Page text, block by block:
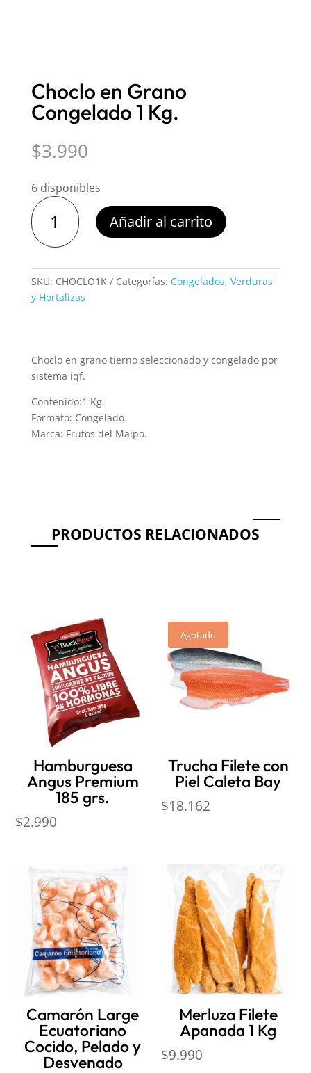
Choclo en Grano
Congelado 1 Kg.
$3.990
6 disponibles
Choclo
en
Grano
Congelado
1
Kg.
cantidad
Añadir al carrito
SKU: CHOCLO1K Categorías: Congelados, Verduras
y Hortalizas
Choclo en grano tierno seleccionado y congelado por
sistema iqf.
Contenido:1 Kg.
Formato: Congelado.
Marca: Frutos del Maipo.
PRODUCTOS RELACIONADOS
Hamburguesa
Angus Premium
185 grs.
$2.990
Agotado
Trucha Filete con
Piel Caleta Bay
$18.162
Camarón Large
Ecuatoriano
Cocido, Pelado y
Desvenado
Merluza Filete
Apanada 1 Kg
$9.990